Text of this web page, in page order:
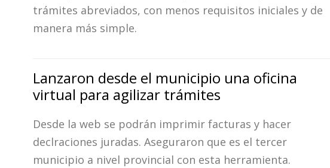
trámites abreviados, con menos requisitos iniciales y de
manera más simple.
Lanzaron desde el municipio una oficina
virtual para agilizar trámites
Desde la web se podrán imprimir facturas y hacer
declraciones juradas. Aseguraron que es el tercer
municipio a nivel provincial con esta herramienta.